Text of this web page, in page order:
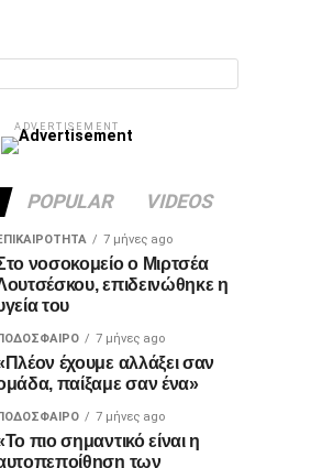
ADVERTISEMENT
POPULAR VIDEOS
7 μήνες ago
νοσοκομείο ο Μιρτσέα
επιδεινώθηκε η
του
7 μήνες ago
έχουμε αλλάξει σαν
παίξαμε σαν ένα»
7 μήνες ago
πιο σημαντικό είναι η
των